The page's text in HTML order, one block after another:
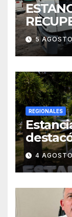
EL
5
REGIONALES
obras
frente
4